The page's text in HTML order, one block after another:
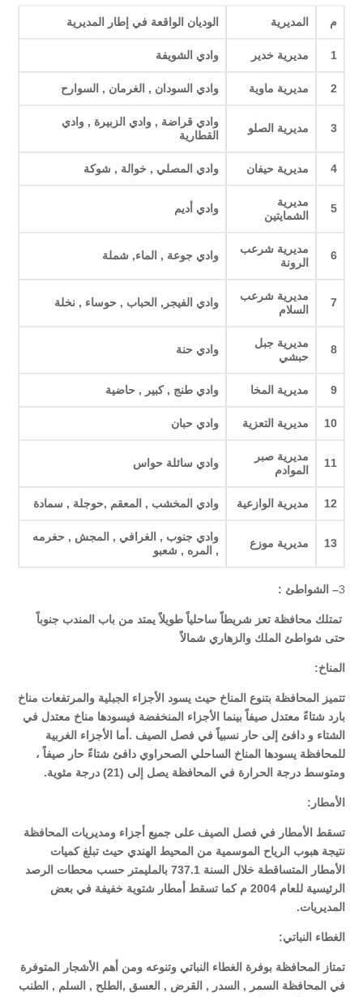
م المديرية الوديان الواقعة في إطار المديرية
1 مديرية خدير وادي الشويفة
2 مديرية ماوية وادي السودان , الغرمان , السوارح
3 مديرية الصلو
وادي قراضة , وادي الزبيرة , وادي
القطارية
4 مديرية حيفان وادي المصلي , خوالة , شوكة
5
مديرية
الشمايتين
وادي أديم
6
مديرية شرعب
الرونة
وادي جوعة , الماء, شملة
7
مديرية شرعب
السلام
وادي الفيجر, الحباب , حوساء , نخلة
8
مديرية جبل
حبشي
وادي حنة
9 مديرية المخا وادي طنج , كبير , حاضية
10 مديرية التعزية وادي حبان
11
مديرية صبر
الموادم
وادي سائلة حواس
12 مديرية الوازعية وادي المخشب , المعقم ,حوجلة , سمادة
13 مديرية موزع
وادي جنوب , الغرافي , المجش , حغرمه
, المره , شعبو
3– الشواطئ :
تمتلك محافظة تعز شريطاً ساحلياً طويلاً يمتد من باب المندب جنوباً
حتى شواطئ الملك والزهاري شمالاً
المناخ:
تتميز المحافظة بتنوع المناخ حيث يسود الأجزاء الجبلية والمرتفعات مناخ
بارد شتاءً معتدل صيفاً بينما الأجزاء المنخفضة فيسودها مناخ معتدل في
الشتاء و دافئ إلى حار نسبياً في فصل الصيف .أما الأجزاء الغربية
للمحافظة يسودها المناخ الساحلي الصحراوي دافئ شتاءً حار صيفاً ،
ومتوسط درجة الحرارة في المحافظة يصل إلى (21) درجة مئوية.
الأمطار:
تسقط الأمطار في فصل الصيف على جميع أجزاء ومديريات المحافظة
نتيجة هبوب الرياح الموسمية من المحيط الهندي حيث تبلغ كميات
الأمطار المتساقطة خلال السنة 737.1 بالمليمتر حسب محطات الرصد
الرئيسية للعام 2004 م كما تسقط أمطار شتوية خفيفة في بعض
المديريات.
الغطاء النباتي:
تمتاز المحافظة بوفرة الغطاء النباتي وتنوعه ومن أهم الأشجار المتوفرة
في المحافظة السمر , السدر , القرض , العسق ,الطلح , السلم , الطنب